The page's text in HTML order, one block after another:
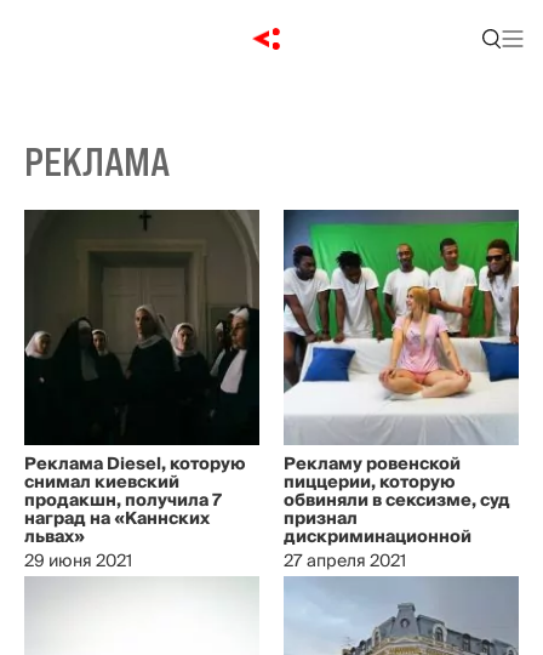
РЕКЛАМА
Реклама Diesel, которую
снимал киевский
продакшн, получила 7
наград на «Каннских
львах»
29 июня 2021
Рекламу ровенской
пиццерии, которую
обвиняли в сексизме, суд
признал
дискриминационной
27 апреля 2021